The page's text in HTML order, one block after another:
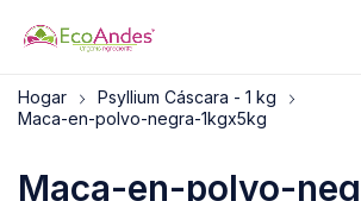
Hogar
Psyllium Cáscara - 1 kg
Maca-en-polvo-negra-1kgx5kg
Maca-en-polvo-